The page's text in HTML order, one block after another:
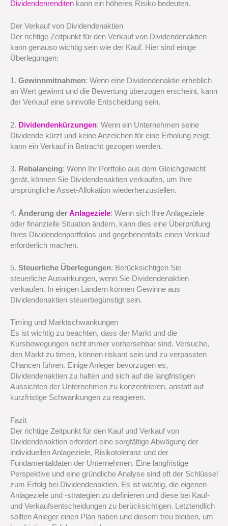
Dividendenrenditen kann ein höheres Risiko bedeuten.
Der Verkauf von Dividendenaktien
Der richtige Zeitpunkt für den Verkauf von Dividendenaktien
kann genauso wichtig sein wie der Kauf. Hier sind einige
Überlegungen:
1. Gewinnmitnahmen: Wenn eine Dividendenaktie erheblich
an Wert gewinnt und die Bewertung überzogen erscheint, kann
der Verkauf eine sinnvolle Entscheidung sein.
2. Dividendenkürzungen: Wenn ein Unternehmen seine
Dividende kürzt und keine Anzeichen für eine Erholung zeigt,
kann ein Verkauf in Betracht gezogen werden.
3. Rebalancing: Wenn Ihr Portfolio aus dem Gleichgewicht
gerät, können Sie Dividendenaktien verkaufen, um Ihre
ursprüngliche Asset-Allokation wiederherzustellen.
4. Änderung derAnlageziele: Wenn sich Ihre Anlageziele
oder finanzielle Situation ändern, kann dies eine Überprüfung
Ihres Dividendenportfolios und gegebenenfalls einen Verkauf
erforderlich machen.
5. Steuerliche Überlegungen: Berücksichtigen Sie
steuerliche Auswirkungen, wenn Sie Dividendenaktien
verkaufen. In einigen Ländern können Gewinne aus
Dividendenaktien steuerbegünstigt sein.
Timing und Marktschwankungen
Es ist wichtig zu beachten, dass der Markt und die
Kursbewegungen nicht immer vorhersehbar sind. Versuche,
den Markt zu timen, können riskant sein und zu verpassten
Chancen führen. Einige Anleger bevorzugen es,
Dividendenaktien zu halten und sich auf die langfristigen
Aussichten der Unternehmen zu konzentrieren, anstatt auf
kurzfristige Schwankungen zu reagieren.
Fazit
Der richtige Zeitpunkt für den Kauf und Verkauf von
Dividendenaktien erfordert eine sorgfältige Abwägung der
individuellen Anlageziele, Risikotoleranz und der
Fundamentaldaten der Unternehmen. Eine langfristige
Perspektive und eine gründliche Analyse sind oft der Schlüssel
zum Erfolg bei Dividendenaktien. Es ist wichtig, die eigenen
Anlageziele und -strategien zu definieren und diese bei Kauf-
und Verkaufsentscheidungen zu berücksichtigen. Letztendlich
sollten Anleger einen Plan haben und diesem treu bleiben, um